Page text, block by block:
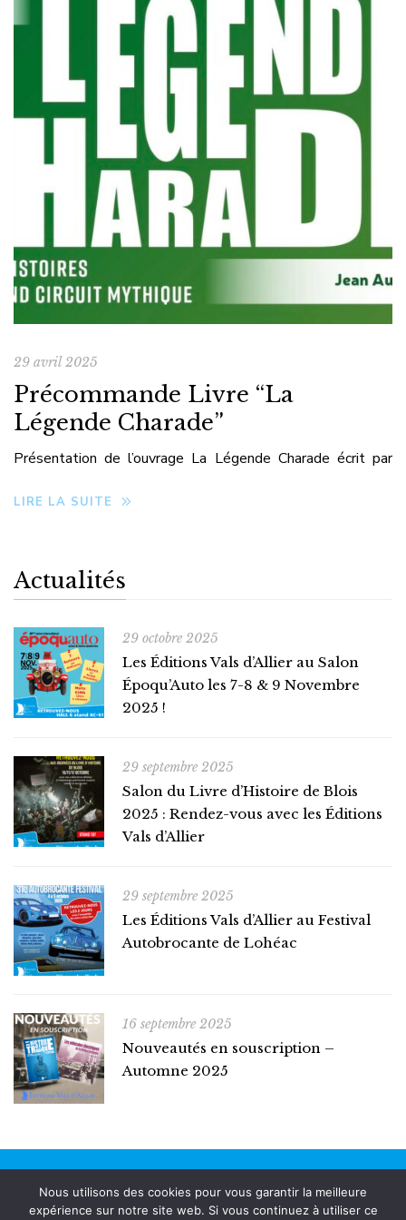
des cyclecars, ces […]
29 avril 2025
Précommande Livre “La
Légende Charade”
Présentation de l’ouvrage La Légende Charade écrit par
LIRE LA SUITE
Actualités
29 octobre 2025
Les Éditions Vals d’Allier au Salon
Époqu’Auto les 7-8 & 9 Novembre
2025 !
29 septembre 2025
Salon du Livre d’Histoire de Blois
2025 : Rendez-vous avec les Éditions
Vals d’Allier
29 septembre 2025
Les Éditions Vals d’Allier au Festival
Autobrocante de Lohéac
16 septembre 2025
Nouveautés en souscription –
Automne 2025
Politique de confidentialité.
Nous utilisons des cookies pour vous garantir la meilleure
expérience sur notre site web. Si vous continuez à utiliser ce